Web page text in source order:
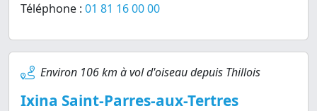
Téléphone : 01 81 16 00 00
Environ 106 km à vol d'oiseau depuis Thillois
Ixina Saint-Parres-aux-Tertres